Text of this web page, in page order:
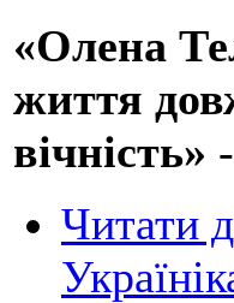
«Олена
життя
вічність» -
Читати